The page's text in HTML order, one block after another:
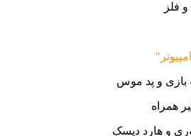
فلز
بازی و پد موس
همراه
و هارد دیسک